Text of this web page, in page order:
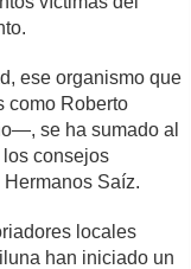
ese organismo que
como Roberto
se ha sumado al
consejos
Saíz.
locales
han iniciado un